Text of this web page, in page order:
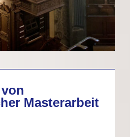
Masterarbeit